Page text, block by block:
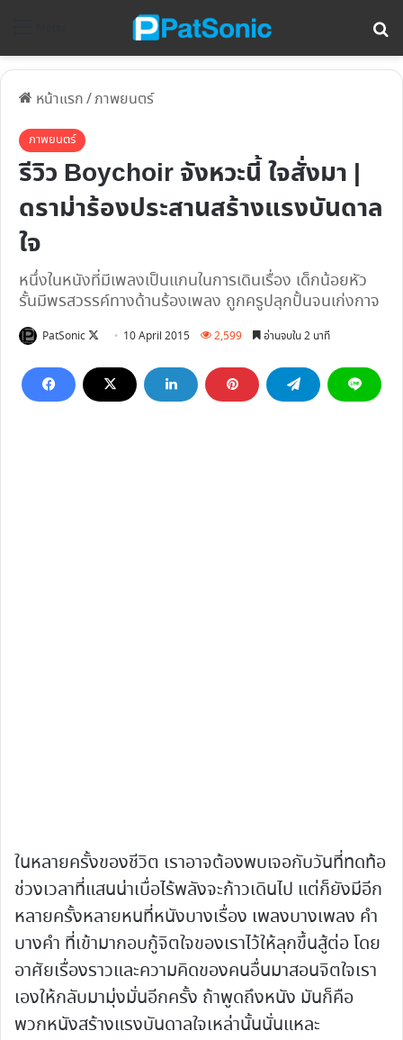
หน้าแรก/ภาพยนตร์
ภาพยนตร์
รีวิว Boychoir จังหวะนี้ ใจสั่งมา |
ดราม่าร้องประสานสร้างแรงบันดาล
ใจ
หนึ่งในหนังที่มีเพลงเป็นแกนในการเดินเรื่อง เด็กน้อยหัว
รั้นมีพรสวรรค์ทางด้านร้องเพลง ถูกครูปลุกปั้นจนเก่งกาจ
PatSonic
Follow10 April 2015 2,599 อ่านจบใน 2 นาที
ในหลายครั้งของชีวิต เราอาจต้องพบเจอกับวันที่ทดท้อ
ช่วงเวลาที่แสนน่าเบื่อไร้พลังจะก้าวเดินไป แต่ก็ยังมีอีก
หลายครั้งหลายหนที่หนังบางเรื่อง เพลงบางเพลง คำ
บางคำ ที่เข้ามากอบกู้จิตใจของเราไว้ให้ลุกขึ้นสู้ต่อ โดย
อาศัยเรื่องราวและความคิดของคนอื่นมาสอนจิตใจเรา
เองให้กลับมามุ่งมั่นอีกครั้ง ถ้าพูดถึงหนัง มันก็คือ
พวกหนังสร้างแรงบันดาลใจเหล่านั้นนั่นแหละ